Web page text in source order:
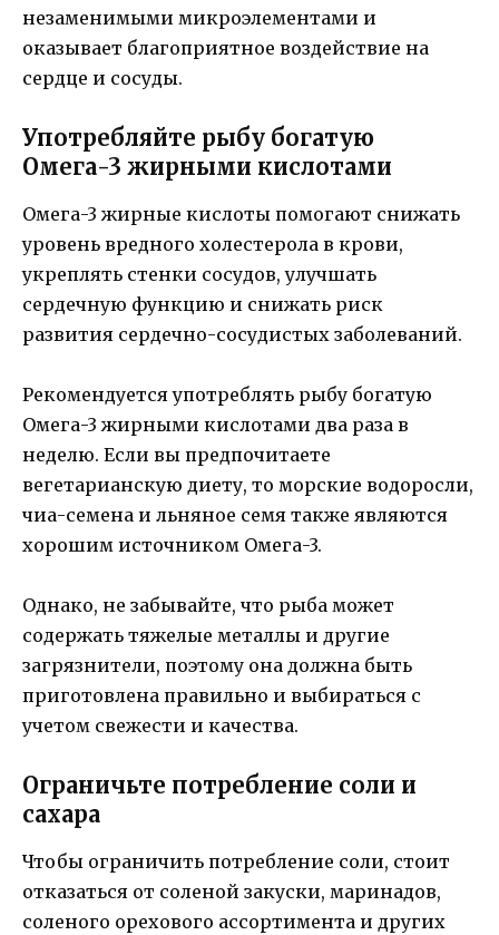
незаменимыми микроэлементами и
оказывает благоприятное воздействие на
сердце и сосуды.
Употребляйте рыбу богатую
Омега-3 жирными кислотами
Омега-3 жирные кислоты помогают снижать
уровень вредного холестерола в крови,
укреплять стенки сосудов, улучшать
сердечную функцию и снижать риск
развития сердечно-сосудистых заболеваний.
Рекомендуется употреблять рыбу богатую
Омега-3 жирными кислотами два раза в
неделю. Если вы предпочитаете
вегетарианскую диету, то морские водоросли,
чиа-семена и льняное семя также являются
хорошим источником Омега-3.
Однако, не забывайте, что рыба может
содержать тяжелые металлы и другие
загрязнители, поэтому она должна быть
приготовлена правильно и выбираться с
учетом свежести и качества.
Ограничьте потребление соли и
сахара
Чтобы ограничить потребление соли, стоит
отказаться от соленой закуски, маринадов,
соленого орехового ассортимента и других